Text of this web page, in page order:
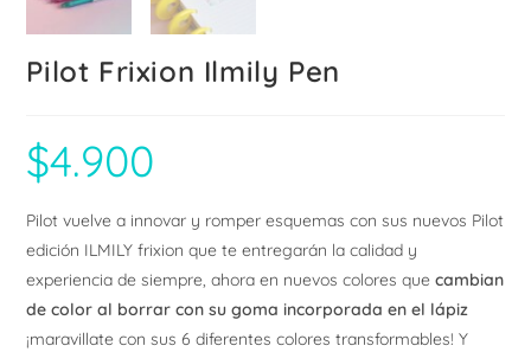
Pilot Frixion Ilmily Pen
$4.900
Pilot vuelve a innovar y romper esquemas con sus nuevos Pilot
edición ILMILY frixion que te entregarán la calidad y
experiencia de siempre, ahora en nuevos colores quecambian
de color al borrar con su goma incorporada en el lápiz
¡maravillate con sus 6 diferentes colores transformables! Y